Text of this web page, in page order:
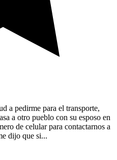
a pedirme para el transporte,
a otro pueblo con su esposo en
de celular para contactarnos a
dijo que si...